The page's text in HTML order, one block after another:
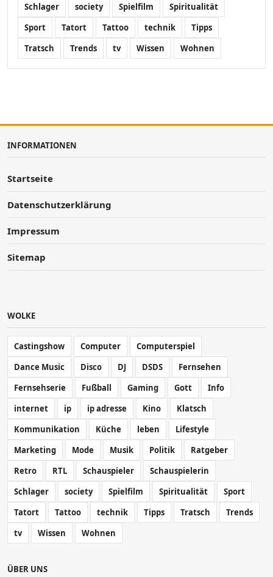
Schlager
society Spielfilm
Spiritualität
Sport
Tatort Tattoo technik
Tipps
Tratsch
Trends tv Wissen Wohnen
INFORMATIONEN
Startseite
Datenschutzerklärung
Impressum
Sitemap
WOLKE
Castingshow Computer
Computerspiel
Dance Music
Disco DJ DSDS
Fernsehen
Fernsehserie
Fußball Gaming Gott
Info
internet
ip ip adresse Kino
Klatsch
Kommunikation
Küche leben
Lifestyle
Marketing
Mode Musik Politik
Ratgeber
Retro
RTL Schauspieler
Schauspielerin
Schlager
society Spielfilm Spiritualität
Sport
Tatort
Tattoo technik Tipps Tratsch
Trends
tv
Wissen Wohnen
ÜBER UNS